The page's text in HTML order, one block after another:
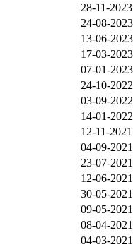
28-11-2023
24-08-2023
13-06-2023
17-03-2023
07-01-2023
24-10-2022
03-09-2022
14-01-2022
12-11-2021
04-09-2021
23-07-2021
12-06-2021
30-05-2021
09-05-2021
08-04-2021
04-03-2021